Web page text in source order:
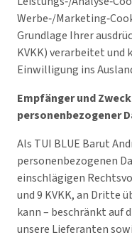
Werbe‑/
Grundlage Ihrer
KVKK) verarbeitet und
Einwilligung ins
Empfänger und
personenbezogener
Als TUI BLUE Barut
personenbezogenen
einschlägigen
und 9 KVKK, an Dritte
kann – beschränkt auf
unsere Lieferanten